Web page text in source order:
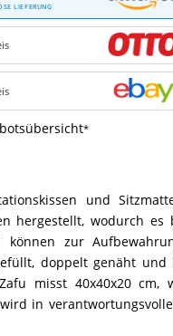
LIEFERUNG
und
hergestellt, wodurch es
zur
doppelt genäht und
misst 40x40x20 cm,
in